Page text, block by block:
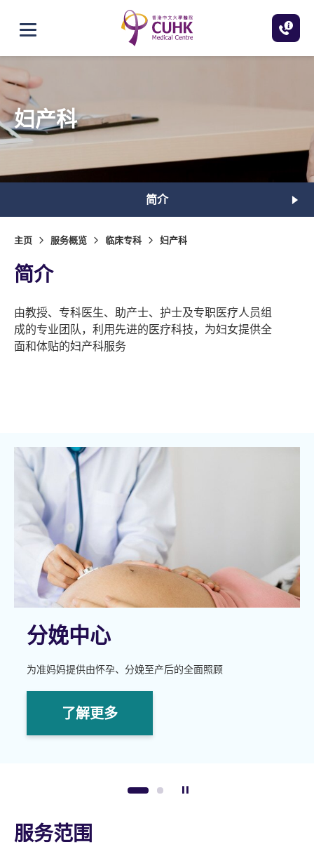
打开选单
妇产科
简介
主页 服务概览 临床专科 妇产科
简介
由教授、专科医生、助产士、护士及专职医疗人员组
成的专业团队，利用先进的医疗科技，为妇女提供全
面和体贴的妇产科服务
分娩中心
为准妈妈提供由怀孕、分娩至产后的全面照顾
了解更多
妇科健康检查计划
透过优质定期检查及个性化的检查服务促进女性健康。
了解更多
1 2
服务范围